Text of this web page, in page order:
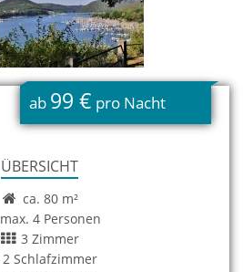
ab 99 € pro Nacht
ÜBERSICHT
ca. 80 m²
max. 4 Personen
3 Zimmer
2 Schlafzimmer